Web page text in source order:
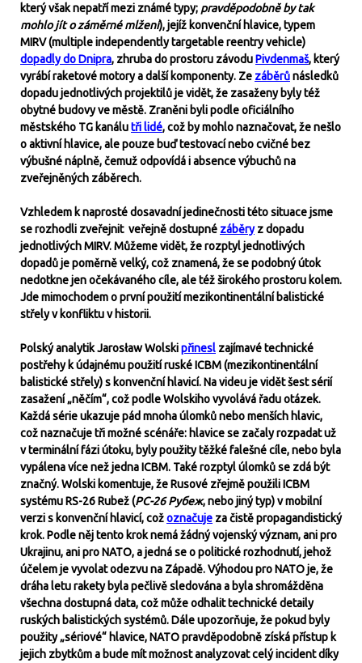
který však nepatří mezi známé typy; pravděpodobně by tak
mohlo jít o záměrné mlžení), jejíž konvenční hlavice, typem
MIRV (multiple independently targetable reentry vehicle)
dopadly do Dnipra, zhruba do prostoru závoduPivdenmaš, který
vyrábí raketové motory a další komponenty. Ze záběrůnásledků
dopadu jednotlivých projektilů je vidět, že zasaženy byly též
obytné budovy ve městě. Zraněni byli podle oficiálního
městského TG kanálutři lidé, což by mohlo naznačovat, že nešlo
o aktivní hlavice, ale pouze buď testovací nebo cvičné bez
výbušné náplně, čemuž odpovídá i absence výbuchů na
zveřejněných záběrech.
Vzhledem k naprosté dosavadní jedinečnosti této situace jsme
se rozhodli zveřejnit veřejně dostupné záběryz dopadu
jednotlivých MIRV. Můžeme vidět, že rozptyl jednotlivých
dopadů je poměrně velký, což znamená, že se podobný útok
nedotkne jen očekávaného cíle, ale též širokého prostoru kolem.
Jde mimochodem o první použití mezikontinentální balistické
střely v konfliktu v historii.
Polský analytik Jarosław Wolskipřinesl zajímavé technické
postřehy k údajnému použití ruské ICBM (mezikontinentální
balistické střely) s konvenční hlavicí. Na videu je vidět šest sérií
zasažení „něčím“, což podle Wolskiho vyvolává řadu otázek.
Každá série ukazuje pád mnoha úlomků nebo menších hlavic,
což naznačuje tři možné scénáře: hlavice se začaly rozpadat už
v terminální fázi útoku, byly použity těžké falešné cíle, nebo byla
vypálena více než jedna ICBM. Také rozptyl úlomků se zdá být
značný​. Wolski komentuje, že Rusové zřejmě použili ICBM
systému RS-26 Rubež (РС-26 Рубеж, nebo jiný typ) v mobilní
verzi s konvenční hlavicí, cožoznačuje za čistě propagandistický
krok. Podle něj tento krok nemá žádný vojenský význam, ani pro
Ukrajinu, ani pro NATO, a jedná se o politické rozhodnutí, jehož
účelem je vyvolat odezvu na Západě. Výhodou pro NATO je, že
dráha letu rakety byla pečlivě sledována a byla shromážděna
všechna dostupná data, což může odhalit technické detaily
ruských balistických systémů​. Dále upozorňuje, že pokud byly
použity „sériové“ hlavice, NATO pravděpodobně získá přístup k
jejich zbytkům a bude mít možnost analyzovat celý incident díky